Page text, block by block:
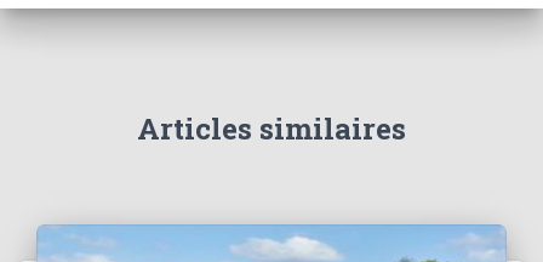
Articles similaires